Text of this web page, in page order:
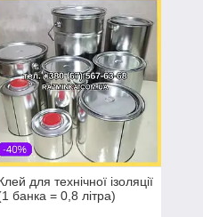
для технічної ізоляції
банка = 0,8 літра)